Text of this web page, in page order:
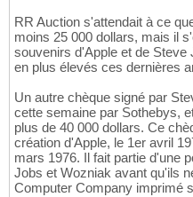
RR Auction s'attendait à ce
moins 25 000 dollars, mais il
souvenirs d'Apple et de Steve
en plus élevés ces dernières
Un autre chèque signé par
cette semaine par Sothebys,
plus de 40 000 dollars. Ce
création d'Apple, le 1er avril
mars 1976. Il fait partie d'une
Jobs et Wozniak avant qu'ils
Computer Company imprimé